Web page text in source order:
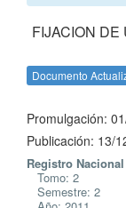
FIJACION DE
Documento
Promulgación:
Publicación: 13/
Registro
Tomo: 2
Semestre: 2